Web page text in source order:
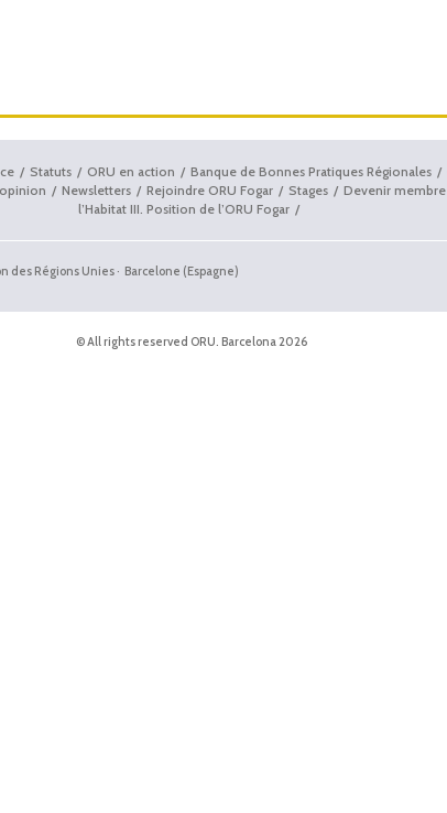
Statuts ORU en action Banque de Bonnes Pratiques Régionales
Newsletters Rejoindre ORU Fogar Stages Devenir membre
l’Habitat III. Position de l’ORU Fogar
des Régions Unies · Barcelone (Espagne)
© All rights reserved ORU. Barcelona 2026